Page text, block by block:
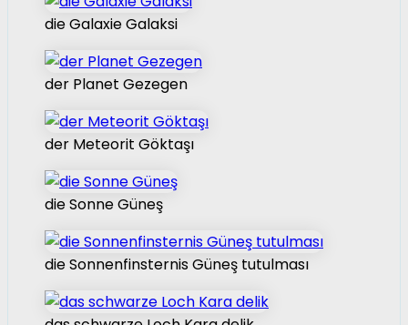
die Galaxie Galaksi
der Planet Gezegen
der Meteorit Göktaşı
die Sonne Güneş
die Sonnenfinsternis Güneş tutulması